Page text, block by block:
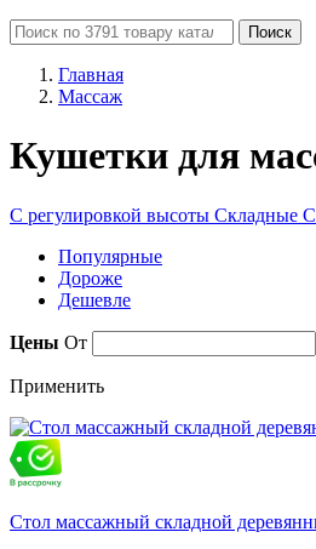
Поиск
Главная
Массаж
Кушетки для
С регулировкой высоты Складные С
Популярные
Дороже
Дешевле
Цены От
Применить
Стол массажный складной